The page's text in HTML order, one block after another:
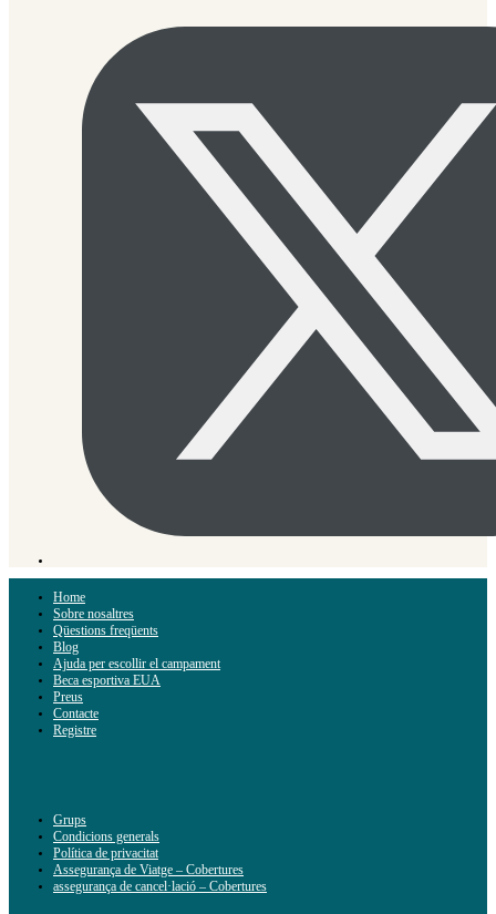
Home
Sobre nosaltres
Qüestions freqüents
Blog
Ajuda per escollir el campament
Beca esportiva EUA
Preus
Contacte
Registre
Grups
Condicions generals
Política de privacitat
Assegurança de Viatge – Cobertures
assegurança de cancel·lació – Cobertures